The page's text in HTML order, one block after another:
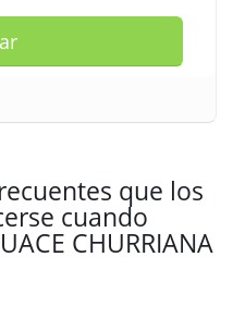
que los
cuando
CHURRIANA